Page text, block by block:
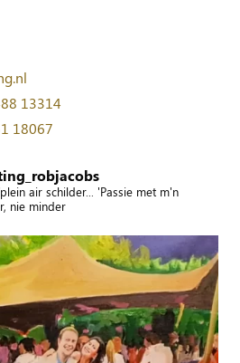
13314
18067
air schilder... 'Passie met m'n
nie minder